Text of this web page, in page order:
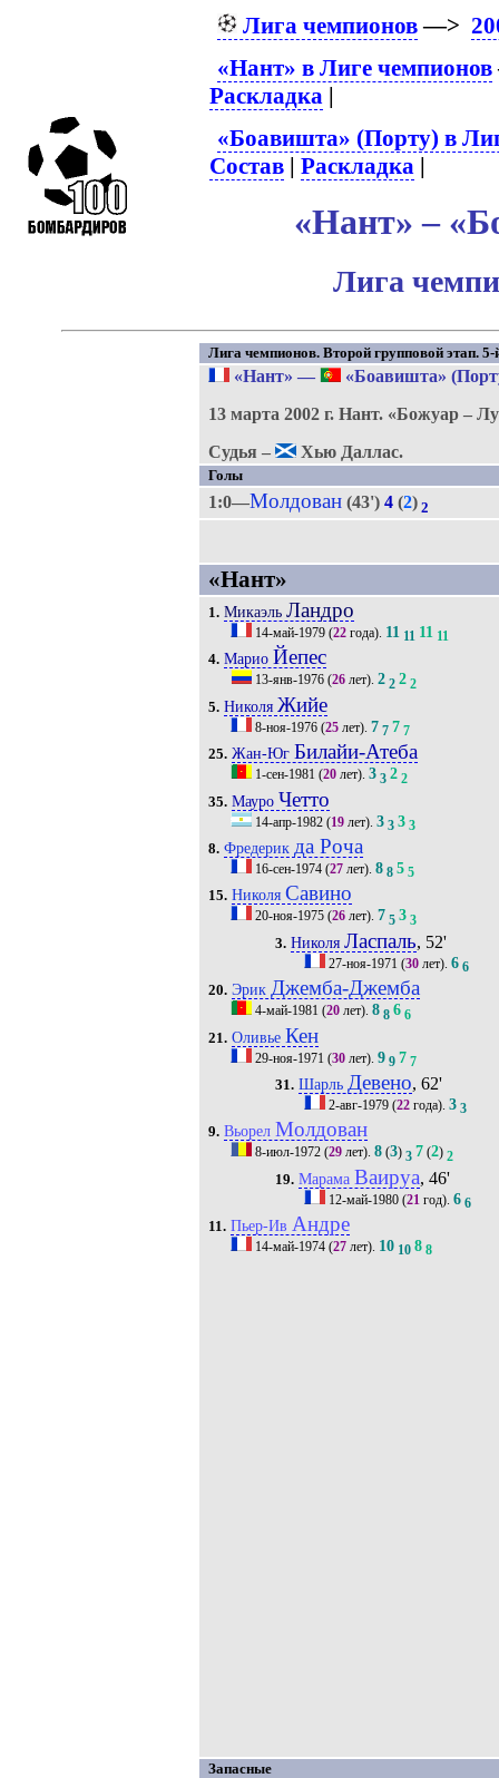
Лига чемпионов—>
«Нант» в Лиге чемпионов
Раскладка |
«Боавишта» (Порту) в
Состав |Раскладка |
«Нант» –
Лига
Лига чемпионов. Второй групповой этап. 5-
«Нант» —
«Боавишта»
13 марта 2002 г. Нант. «Божуар –
Судья –
Хью Даллас.
Голы
1:0—Молдован(43') 4(2) 2
«Нант»
1. Микаэль Ландро
14-май-1979(22года). 11 11 11 11
4. Марио Йепес
13-янв-1976(26лет). 2 2 2 2
5. Николя Жийе
8-ноя-1976(25лет). 7 7 7 7
25. Жан-Юг Билайи-Атеба
1-сен-1981 (20лет). 3 3 2 2
35. Мауро Четто
14-апр-1982(19лет). 3 3 3 3
8. Фредерик да Роча
16-сен-1974(27лет). 8 8 5 5
15. Николя Савино
20-ноя-1975(26лет). 7 5 3 3
3. Николя Ласпаль, 52'
27-ноя-1971 (30 лет).6 6
20. Эрик Джемба-Джемба
4-май-1981 (20лет). 8 8 6 6
21. Оливье Кен
29-ноя-1971 (30лет). 9 9 7 7
31. Шарль Девено, 62'
2-авг-1979 (22 года).3 3
9. Вьорел Молдован
8-июл-1972(29лет). 8(3) 3 7(2) 2
19. Марама Ваируа, 46'
12-май-1980 (21 год).6 6
11. Пьер-Ив Андре
14-май-1974(27лет). 10 10 8 8
Запасные